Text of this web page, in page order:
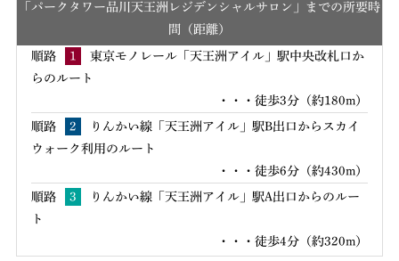
「パークタワー品川天王洲レジデンシャルサロン」までの所要時
間（距離）
順路 1
東京モノレール「天王洲アイル」駅中央改札口か
らのルート
・・・徒歩3分（約180m）
順路 2
りんかい線「天王洲アイル」駅B出口からスカイ
ウォーク利用のルート
・・・徒歩6分（約430m）
順路 3
りんかい線「天王洲アイル」駅A出口からのルー
ト
・・・徒歩4分（約320m）